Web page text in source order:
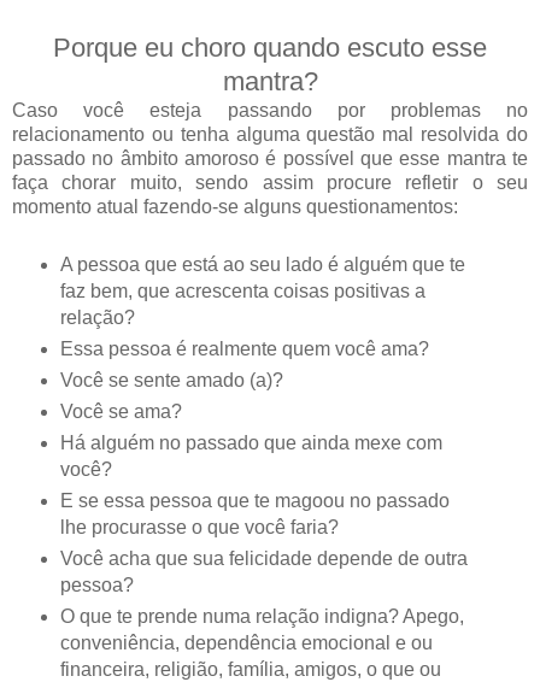
Porque eu choro quando escuto esse
mantra?
Caso você esteja passando por problemas no
relacionamento ou tenha alguma questão mal resolvida do
passado no âmbito amoroso é possível que esse mantra te
faça chorar muito, sendo assim procure refletir o seu
momento atual fazendo-se alguns questionamentos:
A pessoa que está ao seu lado é alguém que te
faz bem, que acrescenta coisas positivas a
relação?
Essa pessoa é realmente quem você ama?
Você se sente amado (a)?
Você se ama?
Há alguém no passado que ainda mexe com
você?
E se essa pessoa que te magoou no passado
lhe procurasse o que você faria?
Você acha que sua felicidade depende de outra
pessoa?
O que te prende numa relação indigna? Apego,
conveniência, dependência emocional e ou
financeira, religião, família, amigos, o que ou